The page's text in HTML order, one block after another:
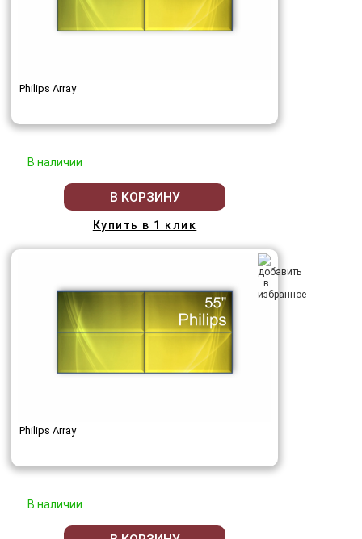
Philips Array
В наличии
В КОРЗИНУ
Купить в 1 клик
Philips Array
В наличии